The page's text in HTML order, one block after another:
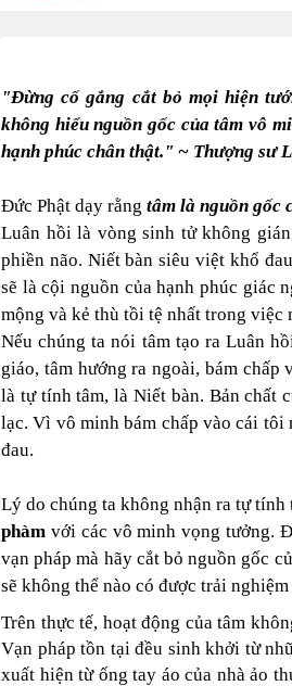
"Đừng cố gắng cắt bỏ mọi hiện
không hiểu nguồn gốc của tâm vô
hạnh phúc chân thật." ~ Thượng sư
Đức Phật dạy rằng tâm là nguồn gốc
Luân hồi là vòng sinh tử không
phiền não. Niết bàn siêu việt khổ
sẽ là cội nguồn của hạnh phúc giác
mộng và kẻ thù tồi tệ nhất trong việc
Nếu chúng ta nói tâm tạo ra Luân
giáo, tâm hướng ra ngoài, bám chấp
là tự tính tâm, là Niết bàn. Bản chất
lạc. Vì vô minh bám chấp vào cái tôi
đau.
Lý do chúng ta không nhận ra tự
phàm với các vô minh vọng tưởng.
vạn pháp mà hãy cắt bỏ nguồn gốc
sẽ không thể nào có được trải
Trên thực tế, hoạt động của tâm
Vạn pháp tồn tại đều sinh khởi từ
xuất hiện từ ống tay áo của nhà ảo